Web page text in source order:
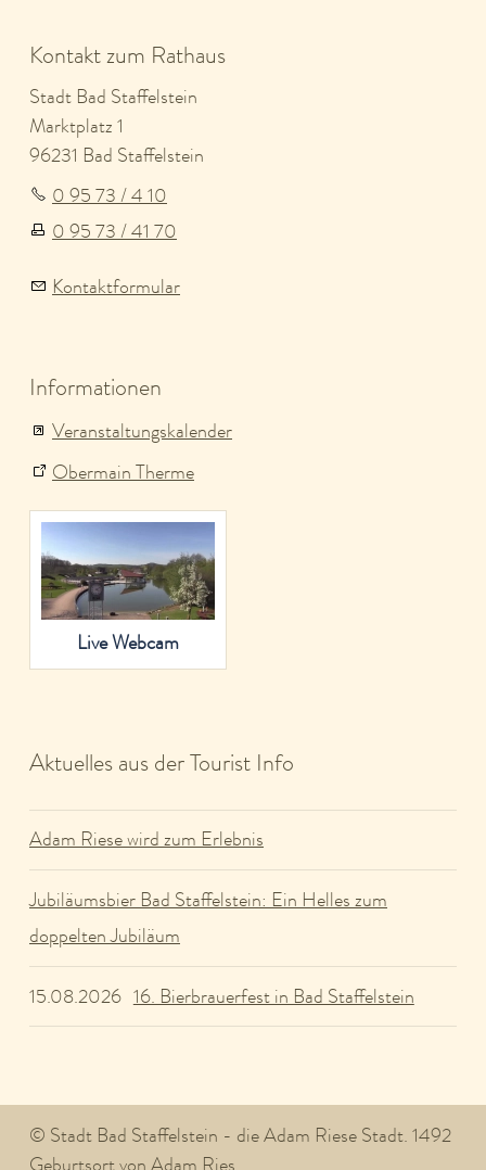
Kontakt zum Rathaus
Stadt Bad Staffelstein
Marktplatz 1
96231 Bad Staffelstein
0 95 73 / 4 10
0 95 73 / 41 70
Kontaktformular
Informationen
Veranstaltungskalender
Obermain Therme
Live Webcam
Aktuelles aus der Tourist Info
Adam Riese wird zum Erlebnis
Jubiläumsbier Bad Staffelstein: Ein Helles zum
doppelten Jubiläum
15.08.2026 16. Bierbrauerfest in Bad Staffelstein
© Stadt Bad Staffelstein - die Adam Riese Stadt. 1492